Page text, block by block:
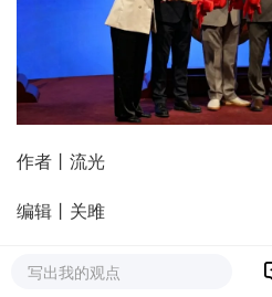
作者丨流光
编辑丨关雎
图源丨华健未来
写出我的观点